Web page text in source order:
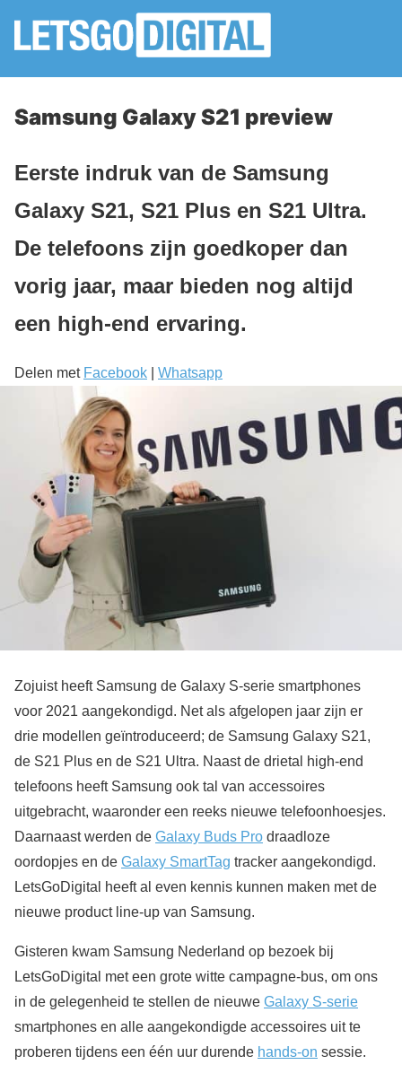
Samsung Galaxy S21 preview
Eerste indruk van de Samsung
Galaxy S21, S21 Plus en S21 Ultra.
De telefoons zijn goedkoper dan
vorig jaar, maar bieden nog altijd
een high-end ervaring.
Delen met Facebook Whatsapp
Zojuist heeft Samsung de Galaxy S-serie smartphones
voor 2021 aangekondigd. Net als afgelopen jaar zijn er
drie modellen geïntroduceerd; de Samsung Galaxy S21,
de S21 Plus en de S21 Ultra. Naast de drietal high-end
telefoons heeft Samsung ook tal van accessoires
uitgebracht, waaronder een reeks nieuwe telefoonhoesjes.
Daarnaast werden de Galaxy Buds Pro draadloze
oordopjes en de Galaxy SmartTag tracker aangekondigd.
LetsGoDigital heeft al even kennis kunnen maken met de
nieuwe product line-up van Samsung.
Gisteren kwam Samsung Nederland op bezoek bij
LetsGoDigital met een grote witte campagne-bus, om ons
in de gelegenheid te stellen de nieuwe Galaxy S-serie
smartphones en alle aangekondigde accessoires uit te
proberen tijdens een één uur durende hands-on sessie.